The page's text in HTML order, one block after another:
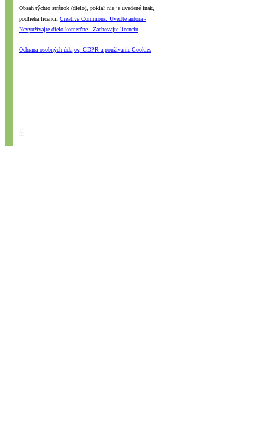
Obsah týchto stránok (dielo), pokiaľ nie je uvedené inak,
podlieha licencii Creative Commons: Uveďte autora -
Nevyužívajte dielo komerčne - Zachovajte licenciu
Ochrana osobných údajov, GDPR a používanie Cookies